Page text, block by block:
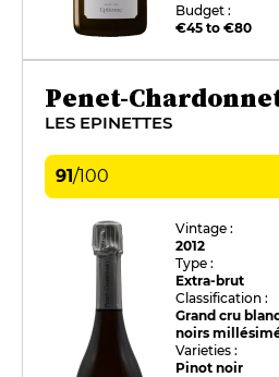
Budget :
€45 to €80
Penet-
LES EPINETTES
91/100
Vintage :
2012
Type :
Extra-brut
Classification :
Grand cru
noirs
Varieties :
Pinot noir